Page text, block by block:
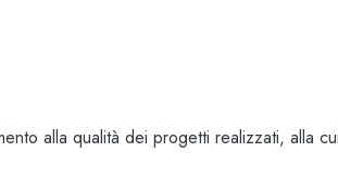
alla qualità dei progetti realizzati, alla